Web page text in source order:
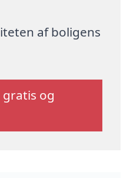
af boligens
og